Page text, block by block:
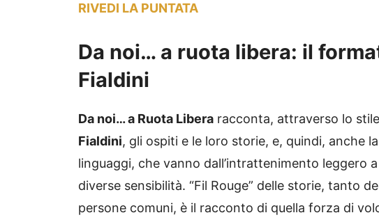
RIVEDI LA PUNTATA
Da noi… a ruota libera: il
Fialdini
Da noi… a Ruota Libera racconta, attraverso lo
Fialdini, gli ospiti e le loro storie, e, quindi, anche
linguaggi, che vanno dall’intrattenimento leggero
diverse sensibilità. “Fil Rouge” delle storie, tanto
persone comuni, è il racconto di quella forza di